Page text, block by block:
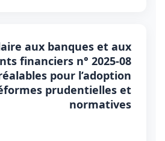
aux banques et aux
financiers n° 2025-08
pour l’adoption
prudentielles et
normatives